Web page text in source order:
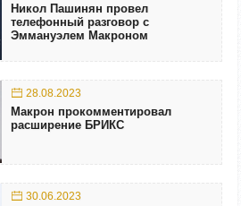
Никол Пашинян провел
телефонный разговор с
Эммануэлем Макроном
28.08.2023
Макрон прокомментировал
расширение БРИКС
30.06.2023